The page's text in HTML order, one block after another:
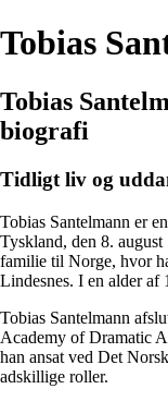
Tobias
Tobias
biografi
Tidligt liv og
Tobias Santelmann er
Tyskland, den 8.
familie til Norge, hvor
Lindesnes. I en alder af
Tobias Santelmann
Academy of Dramatic
han ansat ved Det
adskillige roller.